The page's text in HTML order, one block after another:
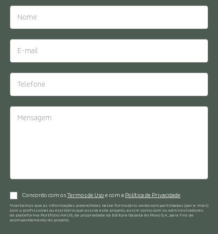
Concordo com osTermos de Uso e com a Política de Privacidade.
*Alertamos que as informações preenchidas neste formulário serão compartilhadas (por e-mail)
com o profissional ou escritório que assina este projeto, assim como com os administradores
da plataforma Portfólio HAUS, de propriedade da Editora Gazeta do Povo S.A, para fins de
acompanhamento do projeto.